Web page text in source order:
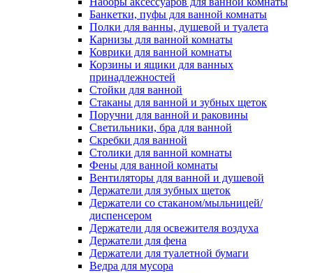
Банкетки, пуфы для ванной комнаты
Полки для ванны, душевой и туалета
Карнизы для ванной комнаты
Коврики для ванной комнаты
Корзины и ящики для ванных
принадлежностей
Стойки для ванной
Стаканы для ванной и зубных щеток
Поручни для ванной и раковины
Светильники, бра для ванной
Скребки для ванной
Столики для ванной комнаты
Фены для ванной комнаты
Вентиляторы для ванной и душевой
Держатели для зубных щеток
Держатели со стаканом/мыльницей/
диспенсером
Держатели для освежителя воздуха
Держатели для фена
Держатели для туалетной бумаги
Ведра для мусора